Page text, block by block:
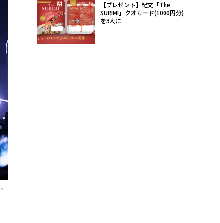
【プレゼント】紀文「The
SURIMI」クオカード(1000円分)
を3人に